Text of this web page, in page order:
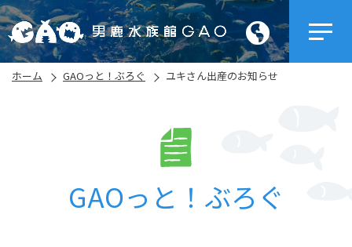
ホーム GAOっと！ぶろぐ ユキさん出産のお知らせ
GAOっと！ぶろぐ